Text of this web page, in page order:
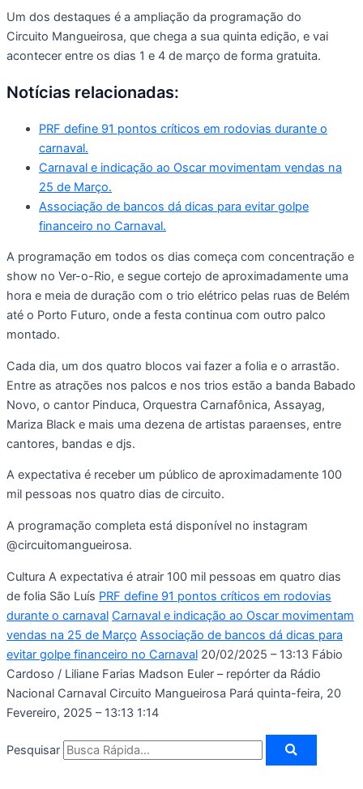
Um dos destaques é a ampliação da programação do
Circuito Mangueirosa, que chega a sua quinta edição, e vai
acontecer entre os dias 1 e 4 de março de forma gratuita.
Notícias relacionadas:
PRF define 91 pontos críticos em rodovias durante o
carnaval.
Carnaval e indicação ao Oscar movimentam vendas na
25 de Março.
Associação de bancos dá dicas para evitar golpe
financeiro no Carnaval.
A programação em todos os dias começa com concentração e
show no Ver-o-Rio, e segue cortejo de aproximadamente uma
hora e meia de duração com o trio elétrico pelas ruas de Belém
até o Porto Futuro, onde a festa continua com outro palco
montado.
Cada dia, um dos quatro blocos vai fazer a folia e o arrastão.
Entre as atrações nos palcos e nos trios estão a banda Babado
Novo, o cantor Pinduca, Orquestra Carnafônica, Assayag,
Mariza Black e mais uma dezena de artistas paraenses, entre
cantores, bandas e djs.
A expectativa é receber um público de aproximadamente 100
mil pessoas nos quatro dias de circuito.
A programação completa está disponível no instagram
@circuitomangueirosa.
Cultura A expectativa é atrair 100 mil pessoas em quatro dias
de folia São Luís PRF define 91 pontos críticos em rodovias
durante o carnaval Carnaval e indicação ao Oscar movimentam
vendas na 25 de Março Associação de bancos dá dicas para
evitar golpe financeiro no Carnaval 20/02/2025 – 13:13 Fábio
Cardoso / Liliane Farias Madson Euler – repórter da Rádio
Nacional Carnaval Circuito Mangueirosa Pará quinta-feira, 20
Fevereiro, 2025 – 13:13 1:14
Pesquisar